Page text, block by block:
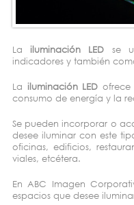
Lailuminación LED se
indicadores y también
La iluminación LED
consumo de energía y la
Se pueden incorporar o
desee iluminar con este
oficinas, edificios,
viales, etcétera.
En ABC Imagen
espacios que desee